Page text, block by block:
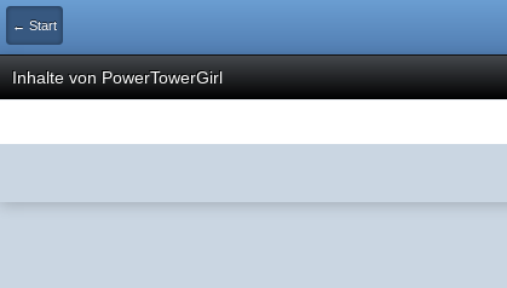
← Start
Inhalte von PowerTowerGirl